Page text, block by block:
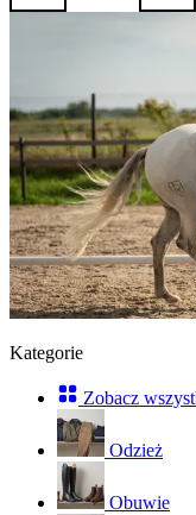
Kategorie
Zobacz
Odzież
Obuwie